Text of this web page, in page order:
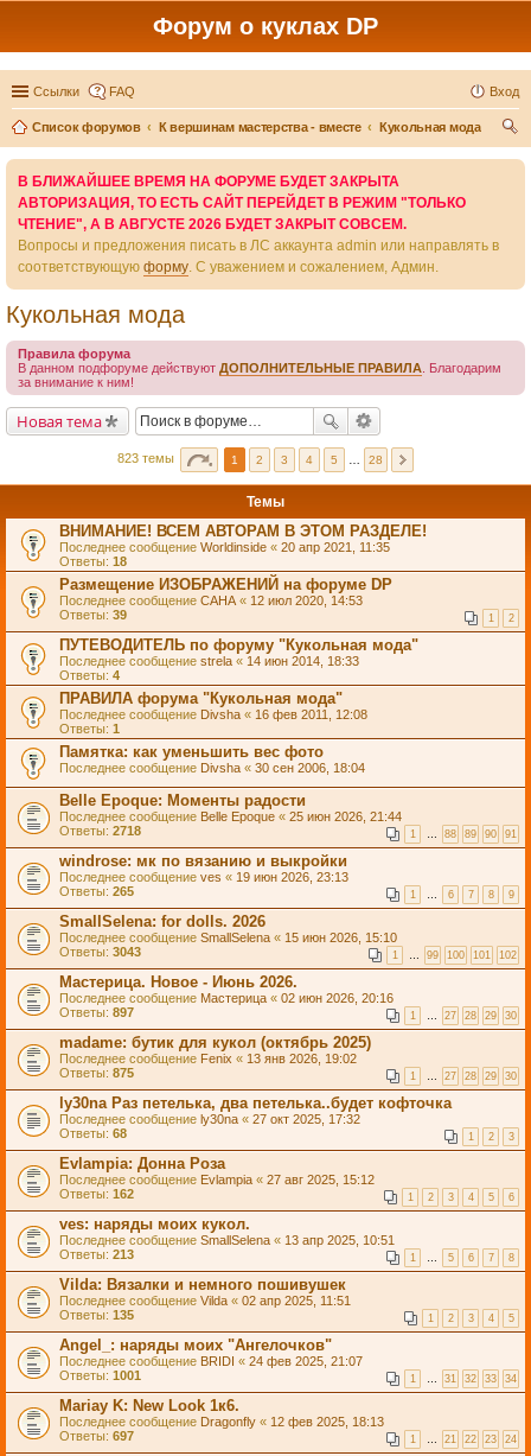
Форум о куклах DP
Ссылки FAQ Вход
Список форумов К вершинам мастерства - вместе
Кукольная мода
В БЛИЖАЙШЕЕ ВРЕМЯ НА ФОРУМЕ БУДЕТ ЗАКРЫТА
АВТОРИЗАЦИЯ, ТО ЕСТЬ САЙТ ПЕРЕЙДЕТ В РЕЖИМ "ТОЛЬКО
ЧТЕНИЕ", А В АВГУСТЕ 2026 БУДЕТ ЗАКРЫТ СОВСЕМ.
Вопросы и предложения писать в ЛС аккаунта admin или направлять в
соответствующую форму. С уважением и сожалением, Админ.
Кукольная мода
Правила форума
В данном подфоруме действуют ДОПОЛНИТЕЛЬНЫЕ ПРАВИЛА . Благодарим
за внимание к ним!
Новая тема
823 темы 1 2 3 4 5 28
Темы
ВНИМАНИЕ! ВСЕМ АВТОРАМ В ЭТОМ РАЗДЕЛЕ!
Последнее сообщение Worldinside « 20 апр 2021, 11:35
Ответы: 18
Размещение ИЗОБРАЖЕНИЙ на форуме DP
Последнее сообщение САНА « 12 июл 2020, 14:53
Ответы: 39 1 2
ПУТЕВОДИТЕЛЬ по форуму "Кукольная мода"
Последнее сообщение strela « 14 июн 2014, 18:33
Ответы: 4
ПРАВИЛА форума "Кукольная мода"
Последнее сообщение Divsha « 16 фев 2011, 12:08
Ответы: 1
Памятка: как уменьшить вес фото
Последнее сообщение Divsha « 30 сен 2006, 18:04
Belle Epoque: Моменты радости
Последнее сообщение Belle Epoque « 25 июн 2026, 21:44
Ответы: 2718 1 … 88 89 90 91
windrose: мк по вязанию и выкройки
Последнее сообщение ves « 19 июн 2026, 23:13
Ответы: 265 1 … 6 7 8 9
SmallSelena: for dolls. 2026
Последнее сообщение SmallSelena « 15 июн 2026, 15:10
Ответы: 3043 1 … 99 100 101 102
Мастерица. Новое - Июнь 2026.
Последнее сообщение Мастерица « 02 июн 2026, 20:16
Ответы: 897 1 … 27 28 29 30
madame: бутик для кукол (октябрь 2025)
Последнее сообщение Fenix « 13 янв 2026, 19:02
Ответы: 875 1 … 27 28 29 30
ly30na Раз петелька, два петелька..будет кофточка
Последнее сообщение ly30na « 27 окт 2025, 17:32
Ответы: 68 1 2 3
Evlampia: Донна Роза
Последнее сообщение Evlampia « 27 авг 2025, 15:12
Ответы: 162 1 2 3 4 5 6
ves: наряды моих кукол.
Последнее сообщение SmallSelena « 13 апр 2025, 10:51
Ответы: 213 1 … 5 6 7 8
Vilda: Вязалки и немного пошивушек
Последнее сообщение Vilda « 02 апр 2025, 11:51
Ответы: 135 1 2 3 4 5
Angel_: наряды моих "Ангелочков"
Последнее сообщение BRIDI « 24 фев 2025, 21:07
Ответы: 1001 1 … 31 32 33 34
Mariay K: New Look 1к6.
Последнее сообщение Dragonfly « 12 фев 2025, 18:13
Ответы: 697 1 … 21 22 23 24